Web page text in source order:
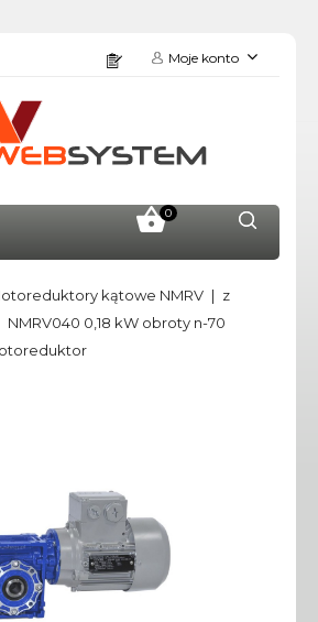
Moje konto
0
kątowe NMRV
z
NMRV040 0,18 kW obroty n-70